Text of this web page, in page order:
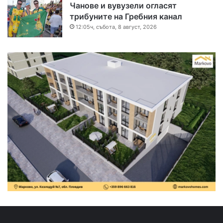
Чанове и вувузели огласят
трибуните на Гребния канал
12:05ч, събота, 8 август, 2026